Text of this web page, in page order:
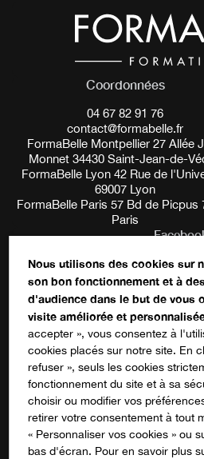
Ce champ n’est utilisé qu’à des
validation et devrait rester
S'inscrire à notre
Suivez-nous sur les réseaux !
Coordonnées
04 67 82 91 76
contact@formabelle.fr
FormaBelle Montpellier 27 Allée
Monnet 34430 Saint-Jean-de-
FormaBelle Lyon 42 Rue de
69007 Lyon
FormaBelle Paris 57 Bd de Picpus
Paris
Nous utilisons des cookies sur
son bon fonctionnement et à
d'audience dans le but de vous
visite améliorée et
accepter », vous consentez à
cookies placés sur notre site. En
refuser », seuls les cookies
fonctionnement du site et à sa
choisir ou modifier vos
retirer votre consentement à tout
« Personnaliser vos cookies » ou
bas d'écran. Pour en savoir plus